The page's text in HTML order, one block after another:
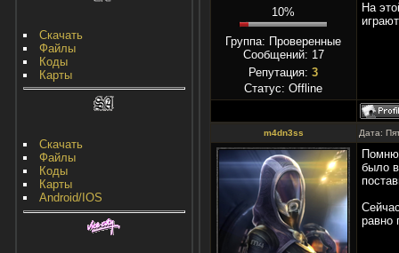
Скачать
Файлы
Коды
Карты
Скачать
Файлы
Коды
Карты
Android/IOS
10%
Группа: Проверенные
Сообщений: 17
Репутация: 3
Статус: Offline
На
m4dn3ss Дата:
было
равно